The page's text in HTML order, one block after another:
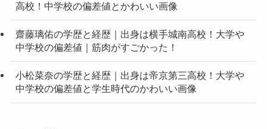
高校！中学校の偏差値とかわいい画像
齋藤璃佑の学歴と経歴｜出身は横手城南高校！大学や
中学校の偏差値｜筋肉がすごかった！
小松菜奈の学歴と経歴｜出身は帝京第三高校！大学や
中学校の偏差値と学生時代のかわいい画像